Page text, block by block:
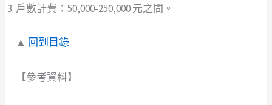
戶數計費：50,000-250,000 元之間。
▲ 回到目錄
【參考資料】